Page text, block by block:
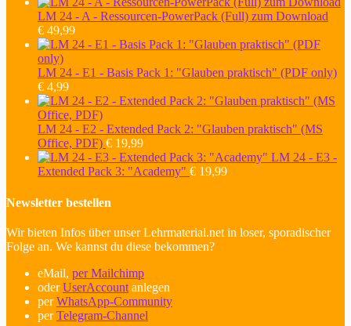
LM 24 - A - Ressourcen-PowerPack (Full) zum Download
€ 49,99
LM 24 - E1 - Basis Pack 1: "Glauben praktisch" (PDF only)
€ 4,99
LM 24 - E2 - Extended Pack 2: "Glauben praktisch" (MS
Office, PDF) € 19,99
LM 24 - E3 -
Extended Pack 3: "Academy" € 19,99
Newsletter bestellen
Wir bieten Infos über unser Lehrmaterial.net in loser, sporadischer
Folge an. We kannst du diese bekommen?
eMail, per Mailchimp
oderUserAccount anlegen
perWhatsApp-Community
perTelegram-Channel